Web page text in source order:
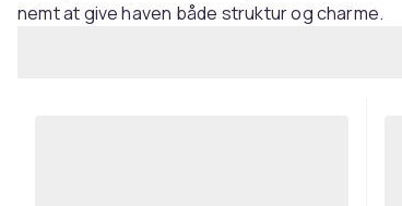
nemt at give haven både struktur og charme.